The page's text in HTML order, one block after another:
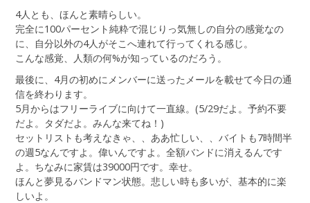
4人とも、ほんと素晴らしい。
完全に100パーセント純粋で混じりっ気無しの自分の感覚なの
に、自分以外の4人がそこへ連れて行ってくれる感じ。
こんな感覚、人類の何%が知っているのだろう。
最後に、4月の初めにメンバーに送ったメールを載せて今日の通
信を終わります。
5月からはフリーライブに向けて一直線。(5/29だよ。予約不要
だよ。タダだよ。みんな来てね！)
セットリストも考えなきゃ、、ああ忙しい、、バイトも7時間半
の週5なんですよ。偉いんですよ。全額バンドに消えるんです
よ。ちなみに家賃は39000円です。幸せ。
ほんと夢見るバンドマン状態。悲しい時も多いが、基本的に楽
しいよ。